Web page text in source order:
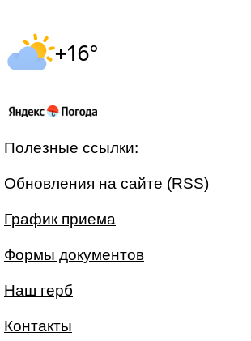
Полезные ссылки:
Обновления на сайте (RSS)
График приема
Формы документов
Наш герб
Контакты